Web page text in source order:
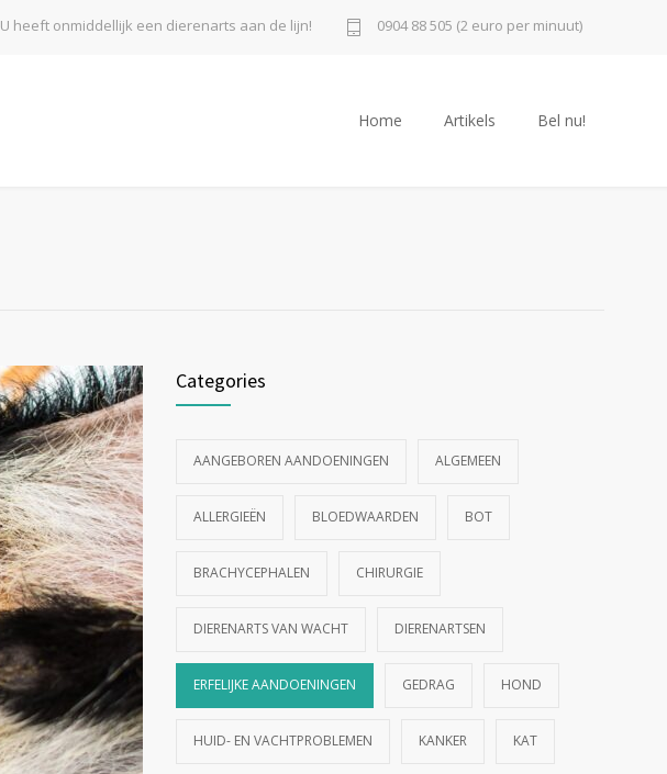
U heeft onmiddellijk een dierenarts aan de lijn! 0904 88 505 (2 euro per minuut)
Home Artikels Bel nu!
Categories
AANGEBOREN AANDOENINGEN ALGEMEEN
ALLERGIEËN BLOEDWAARDEN BOT
BRACHYCEPHALEN CHIRURGIE
DIERENARTS VAN WACHT DIERENARTSEN
ERFELIJKE AANDOENINGEN GEDRAG HOND
HUID- EN VACHTPROBLEMEN KANKER KAT